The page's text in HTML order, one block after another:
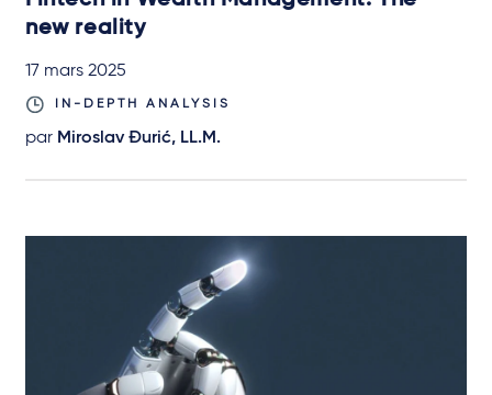
new reality
17 mars 2025
IN-DEPTH ANALYSIS
par Miroslav Đurić, LL.M.